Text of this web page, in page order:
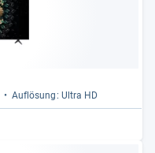
Auf­lö­sung: Ultra HD